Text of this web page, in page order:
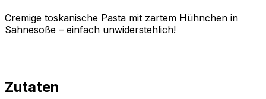
Cremige toskanische Pasta mit zartem Hühnchen in
Sahnesoße – einfach unwiderstehlich!
Zutaten